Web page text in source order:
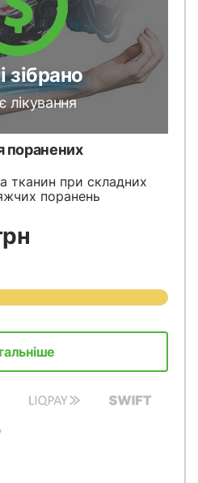
зібрано
лікування
поранених
тканин при складних
поранень